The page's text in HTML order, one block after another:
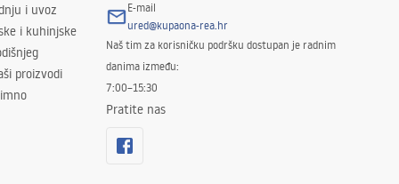
i uvoz
i kuhinjske
proizvodi
E-mail
ured@kupaona-rea.hr
Naš tim za korisničku podršku dostupan je radnim
danima između:
7:00–15:30
Pratite nas